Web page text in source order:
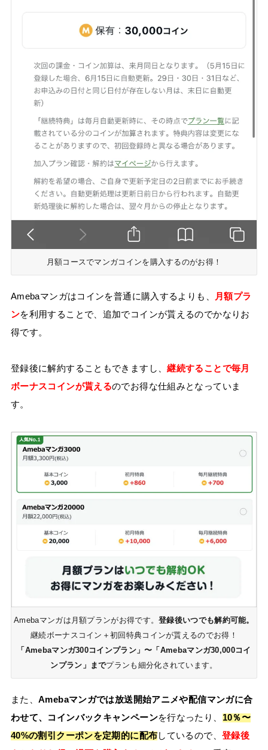
月額コースでマンガコインを購入するのがお得！
Amebaマンガはコインを普通に購入するよりも、
月額プラ
ンを利用することで、追加でコインが貰えるのでかなりお
得です。
登録後に解約することもできますし、継続することで毎月
ボーナスコインが貰えるのでお得な仕組みとなっていま
す。
Amebaマンガは月額プランがお得です。登録後いつでも解約可能。
継続ボーナスコイン＋初回特典コインが貰えるのでお得！
「Amebaマンガ300コインプラン」〜「Amebaマンガ30,000コイ
ンプラン」までプランも細分化されています。
また、Amebaマンガでは放送開始アニメや配信マンガに合
わせて、コインバックキャンペーンを行なったり、 10％〜
40%の割引クーポンを定期的に配布しているので、 登録後